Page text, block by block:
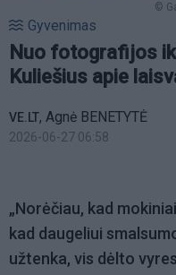
©
Gyvenimas
Nuo fotografijos
Kuliešius apie
VE.LT, Agnė BENETYTĖ
2026-06-27 06:58
„Norėčiau, kad
kad daugeliui
užtenka, vis dėlto